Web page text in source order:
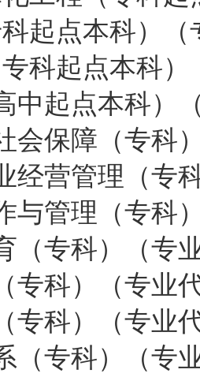
起点本科）
科起点本科
中起点本科）
会保障（专科
经营管理（专
与管理（专科
（专科）（专
专科）（专业
专科）（专业
（专科）（专